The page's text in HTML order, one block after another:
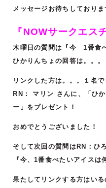
メッセージお待ちしておりま
『NOWサークエス
木曜日の質問は『今 1番食
ひかりんちょの回答は。。。
リンクした方は。。。１名で
RN： マリン さんに、
「ひ
ー」をプレゼント！
おめでとうございました！
そして次回の質問はRN： ひ
『 今、1番食べたいアイスは
果たしてリンクする方はいる